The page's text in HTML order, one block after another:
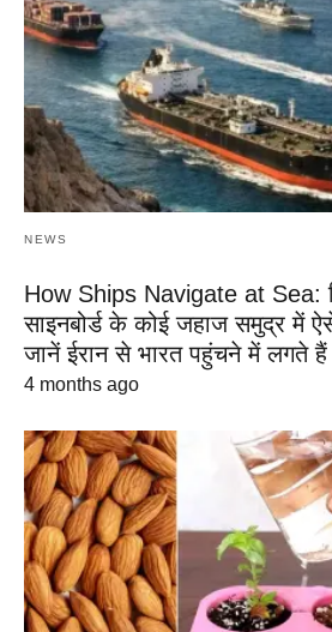
NEWS
How Ships Navigate at Sea:
साइनबोर्ड के कोई जहाज समुद्र में
जानें ईरान से भारत पहुंचने में लगते
4 months ago